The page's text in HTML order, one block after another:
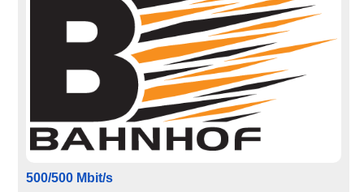
500/500 Mbit/s